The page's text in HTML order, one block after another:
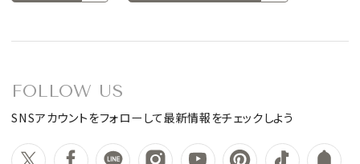
FOLLOW US
SNSアカウントをフォローして最新情報をチェックしよう